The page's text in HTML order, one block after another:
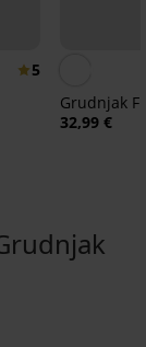
5
Grudnjak
32,99 €